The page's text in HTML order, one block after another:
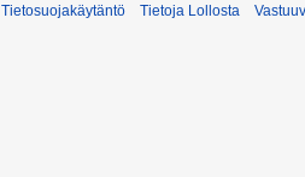
Tietosuojakäytäntö Tietoja Lollosta